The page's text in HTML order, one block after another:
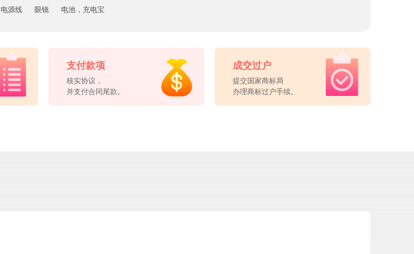
电源线 眼镜 电池，充电宝
支付款项
核实协议，
并支付合同尾款。
成交过户
提交国家商标局
办理商标过户手续。